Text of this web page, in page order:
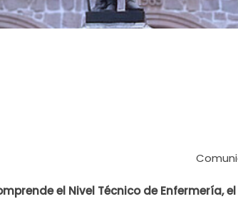
el Nivel Técnico de Enfermería, el